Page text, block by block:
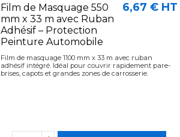
Film de Masquage 550
mm x 33 m avec Ruban
Adhésif – Protection
Peinture Automobile
6,67 € HT
Film de masquage 1100 mm x 33 m avec ruban
adhésif intégré. Idéal pour couvrir rapidement pare-
brises, capots et grandes zones de carrosserie.